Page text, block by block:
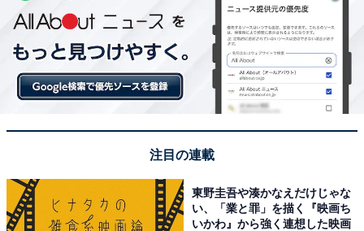
ー登場！ 「鶏竜田まじ美味いからみんな食べて
ほしい」
注目の連載
東野圭吾や湊かなえだけじゃな
い、「業と罪」を描く『映画ち
いかわ』から強く連想した映画